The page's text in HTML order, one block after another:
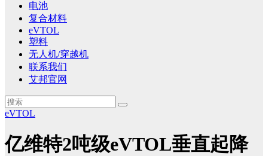
电池
复合材料
eVTOL
塑料
无人机/穿越机
联系我们
艾邦官网
eVTOL
亿维特2吨级eVTOL垂直起降